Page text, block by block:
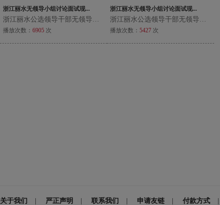
浙江丽水无领导小组讨论面试现...
浙江丽水公选领导干部无领导小组讨
播放次数： 6905 次
浙江丽水无领导小组讨论面试现...
浙江丽水公选领导干部无领导小组讨
播放次数： 5427 次
关于我们 严正声明 联系我们 申请友链 付款方式